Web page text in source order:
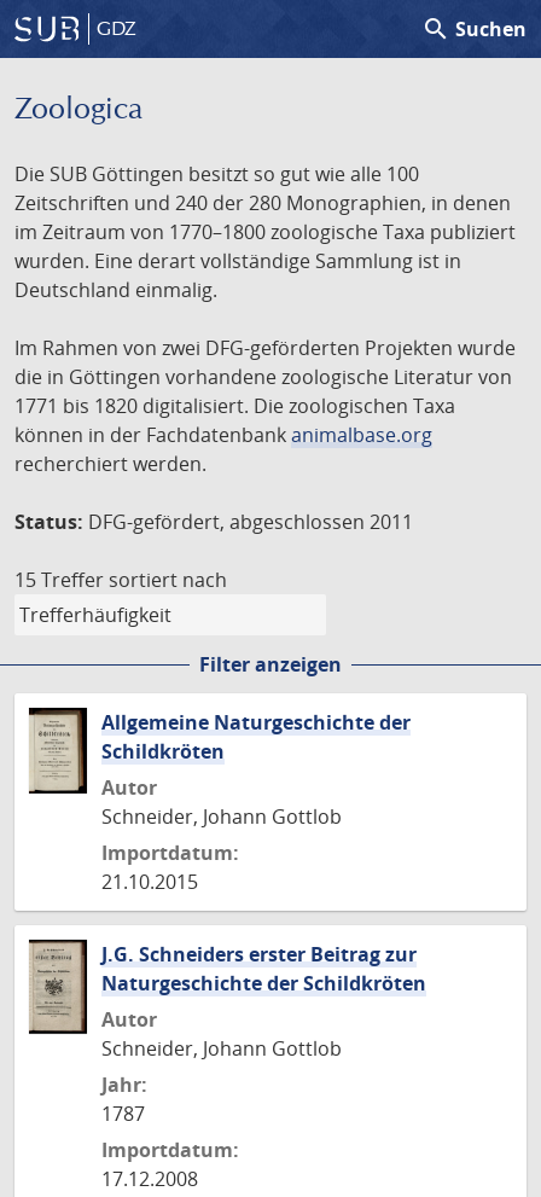
GDZ search Suchen
Zoologica
Die SUB Göttingen besitzt so gut wie alle 100
Zeitschriften und 240 der 280 Monographien, in denen
im Zeitraum von 1770–1800 zoologische Taxa publiziert
wurden. Eine derart vollständige Sammlung ist in
Deutschland einmalig.
Im Rahmen von zwei DFG-geförderten Projekten wurde
die in Göttingen vorhandene zoologische Literatur von
1771 bis 1820 digitalisiert. Die zoologischen Taxa
können in der Fachdatenbankanimalbase.org
recherchiert werden.
Status: DFG-gefördert, abgeschlossen 2011
15 Treffer sortiert nach
Filter anzeigen
Allgemeine Naturgeschichte der
Schildkröten
Autor
Schneider, Johann Gottlob
Importdatum:
21.10.2015
J.G. Schneiders erster Beitrag zur
Naturgeschichte der Schildkröten
Autor
Schneider, Johann Gottlob
Jahr:
1787
Importdatum:
17.12.2008